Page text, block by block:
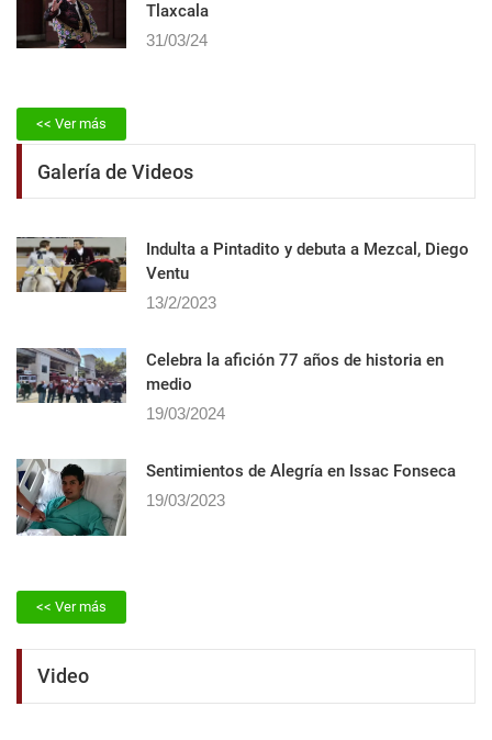
Tlaxcala
31/03/24
<< Ver más
Galería de Videos
Indulta a Pintadito y debuta a Mezcal, Diego
Ventu
13/2/2023
Celebra la afición 77 años de historia en
medio
19/03/2024
Sentimientos de Alegrí­a en Issac Fonseca
19/03/2023
<< Ver más
Video